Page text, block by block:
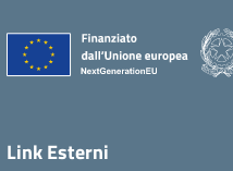
Link Esterni